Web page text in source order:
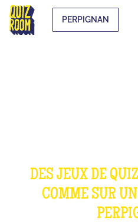
PERPIGNAN
DES JEUX DE
COMME SUR